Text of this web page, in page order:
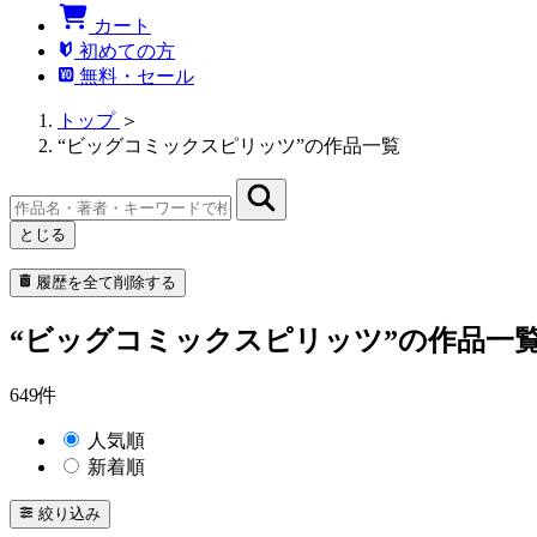
カート
初めての方
無料・セール
トップ ＞
“ビッグコミックスピリッツ”の作品一覧
とじる
履歴を全て削除する
“ビッグコミックスピリッツ”の作品一
649件
人気順
新着順
絞り込み